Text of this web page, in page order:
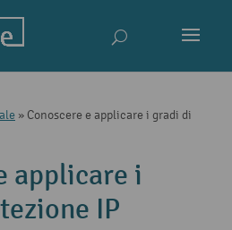
» Conoscere e applicare i gradi di
applicare i
IP